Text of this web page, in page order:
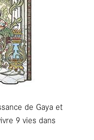
de Gaya et
9 vies dans